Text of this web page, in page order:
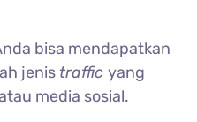
bisa mendapatkan
jenis traffic yang
media sosial.